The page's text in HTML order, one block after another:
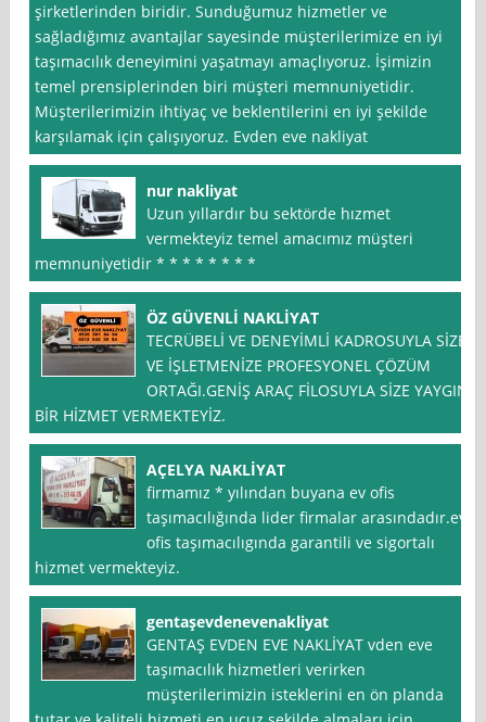
şirketlerinden biridir. Sunduğumuz hizmetler ve
sağladığımız avantajlar sayesinde müşterilerimize en iyi
taşımacılık deneyimini yaşatmayı amaçlıyoruz. İşimizin
temel prensiplerinden biri müşteri memnuniyetidir.
Müşterilerimizin ihtiyaç ve beklentilerini en iyi şekilde
karşılamak için çalışıyoruz. Evden eve nakliyat
nur nakliyat
Uzun yıllardır bu sektörde hızmet
vermekteyiz temel amacımız müşteri
memnuniyetidir * * * * * * * *
ÖZ GÜVENLİ NAKLİYAT
TECRÜBELİ VE DENEYİMLİ KADROSUYLA SİZE
VE İŞLETMENİZE PROFESYONEL ÇÖZÜM
ORTAĞI.GENİŞ ARAÇ FİLOSUYLA SİZE YAYGIN
BİR HİZMET VERMEKTEYİZ.
AÇELYA NAKLİYAT
firmamız * yılından buyana ev ofis
taşımacılığında lider firmalar arasındadır.ev
ofis taşımacılıgında garantili ve sigortalı
hizmet vermekteyiz.
gentaşevdenevenakliyat
GENTAŞ EVDEN EVE NAKLİYAT vden eve
taşımacılık hizmetleri verirken
müşterilerimizin isteklerini en ön planda